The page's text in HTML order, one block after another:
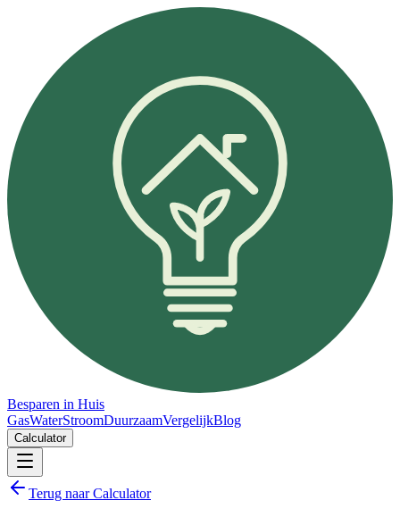
Besparen in Huis
GasWaterStroomDuurzaamVergelijkBlog
Calculator
Terug naar Calculator